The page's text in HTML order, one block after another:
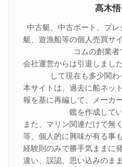
髙木悟
中古艇、中古ボート、プ
艇、遊漁船等の個人売買サ
コムの創業者
会社運営からは引退しまし
して現在も多少関わ
本サイトは、過去に船ネッ
報を基に再編して、メーカ
鑑を作成して
また、マリン関連だけで無
等、個人的に興味が有る事
経験則のみで勝手気ままに
違い、誤認、思い込みのま